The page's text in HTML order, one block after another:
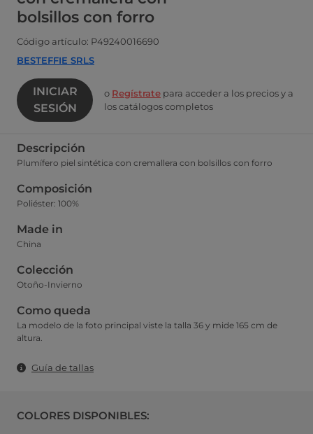
bolsillos con forro
Código artículo: P49240016690
BESTEFFIE SRLS
INICIAR
SESIÓN
o Regístrate para acceder a los precios y a
los catálogos completos
Descripción
Plumífero piel sintética con cremallera con bolsillos con forro
Composición
Poliéster: 100%
Made in
China
Colección
Otoño-Invierno
Como queda
La modelo de la foto principal viste la talla 36 y mide 165 cm de
altura.
Guía de tallas
COLORES DISPONIBLES: